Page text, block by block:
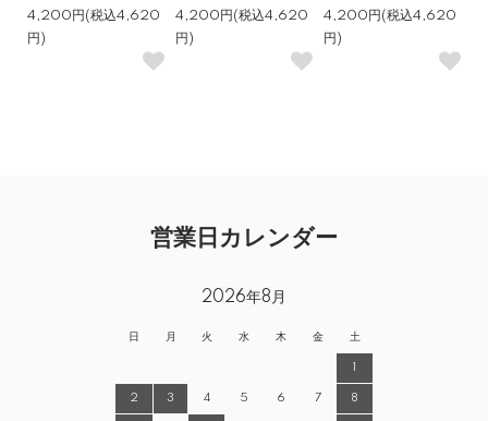
4,200円(税込4,620
円)
4,200円(税込4,620
円)
4,200円(税込4,620
円)
営業日カレンダー
2026年8月
日 月 火 水 木 金 土
1
2 3 4 5 6 7 8